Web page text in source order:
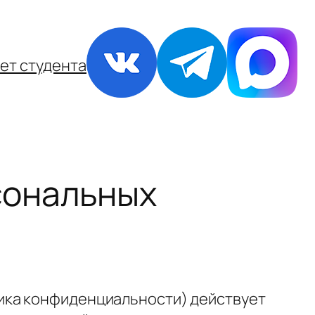
студента
конфиденциальности) действует